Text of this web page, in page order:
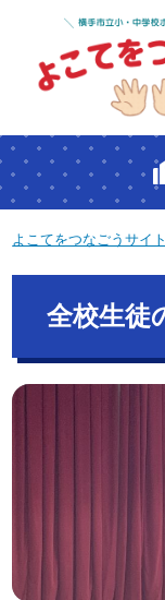
よこてをつなごうサイト
全校生徒